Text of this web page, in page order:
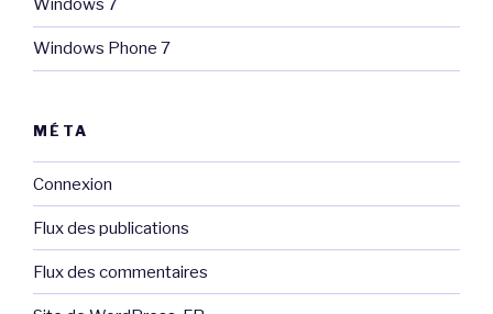
Windows 7
Windows Phone 7
MÉTA
Connexion
Flux des publications
Flux des commentaires